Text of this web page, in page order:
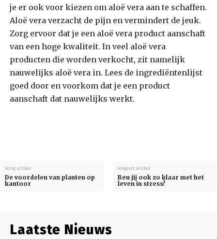
je er ook voor kiezen om aloë vera aan te schaffen.
Aloë vera verzacht de pijn en vermindert de jeuk.
Zorg ervoor dat je een aloë vera product aanschaft
van een hoge kwaliteit. In veel aloë vera
producten die worden verkocht, zit namelijk
nauwelijks aloë vera in. Lees de ingrediëntenlijst
goed door en voorkom dat je een product
aanschaft dat nauwelijks werkt.
Vorig artikel
De voordelen van planten op
kantoor
Volgend artikel
Ben jij ook zo klaar met het
leven in stress?
Laatste Nieuws